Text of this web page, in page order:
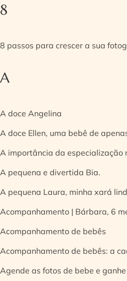
8
8 passos para crescer a sua
A
A doce Angelina
A doce Ellen, uma bebê de
A importância da
A pequena e divertida Bia.
A pequena Laura, minha xará
Acompanhamento | Bárbara, 6
Acompanhamento de bebês
Acompanhamento de bebês: a
Agende as fotos de bebe e